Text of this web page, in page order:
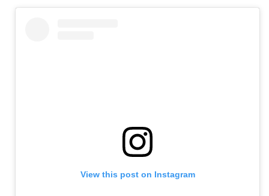
View this post on Instagram